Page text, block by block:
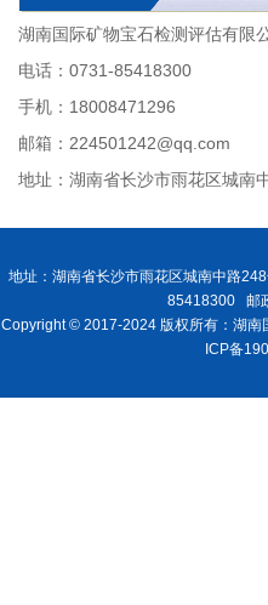
湖南国际矿物宝石检测评估有限
电话：0731-85418300
手机：18008471296
邮箱：224501242@qq.com
地址：湖南省长沙市雨花区城南
地址：湖南省长沙市雨花区城南中路
85418300 邮
Copyright © 2017-2024 版权所有：湖南
ICP备